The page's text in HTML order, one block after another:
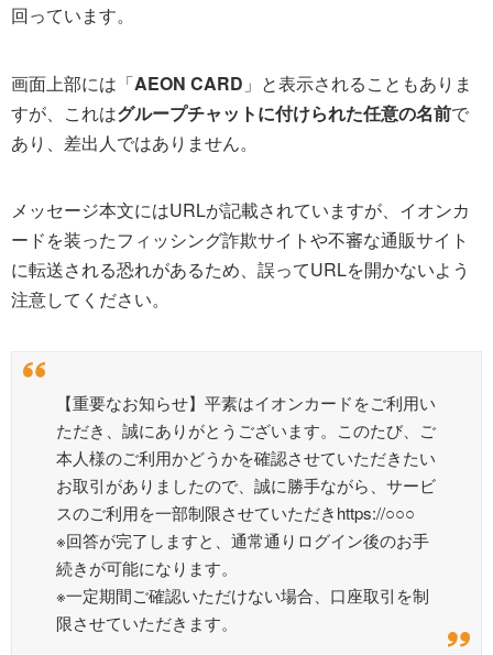
回っています。
画面上部には「AEON CARD 」と表示されることもありま
すが、これはグループチャットに付けられた任意の名前で
あり、差出人ではありません。
メッセージ本文にはURLが記載されていますが、イオンカ
ードを装ったフィッシング詐欺サイトや不審な通販サイト
に転送される恐れがあるため、誤ってURLを開かないよう
注意してください。
【重要なお知らせ】平素はイオンカードをご利用い
ただき、誠にありがとうございます。このたび、ご
本人様のご利用かどうかを確認させていただきたい
お取引がありましたので、誠に勝手ながら、サービ
スのご利用を一部制限させていただきhttps://○○○
※回答が完了しますと、通常通りログイン後のお手
続きが可能になります。
※一定期間ご確認いただけない場合、口座取引を制
限させていただきます。